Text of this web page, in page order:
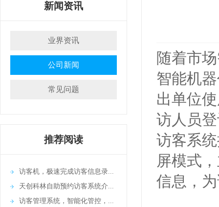
新闻资讯
业界资讯
公司新闻
常见问题
推荐阅读
访客机，极速完成访客信息录...
天创科林自助预约访客系统介...
访客管理系统，智能化管控，...
随着市
智能机
出单位
访人员
访客系
屏模式
信息，